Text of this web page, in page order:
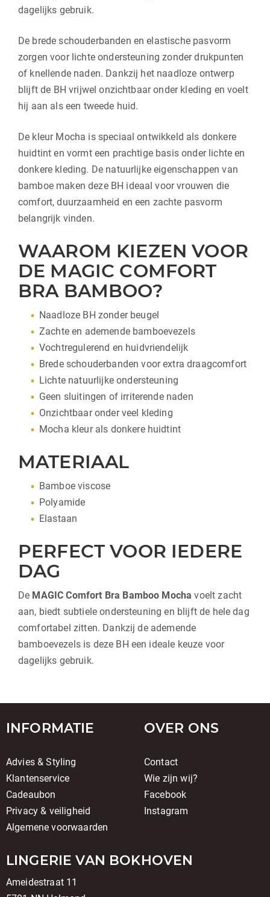
dagelijks gebruik.
De brede schouderbanden en elastische pasvorm
zorgen voor lichte ondersteuning zonder drukpunten
of knellende naden. Dankzij het naadloze ontwerp
blijft de BH vrijwel onzichtbaar onder kleding en voelt
hij aan als een tweede huid.
De kleur Mocha is speciaal ontwikkeld als donkere
huidtint en vormt een prachtige basis onder lichte en
donkere kleding. De natuurlijke eigenschappen van
bamboe maken deze BH ideaal voor vrouwen die
comfort, duurzaamheid en een zachte pasvorm
belangrijk vinden.
WAAROM KIEZEN VOOR
DE MAGIC COMFORT
BRA BAMBOO?
Naadloze BH zonder beugel
Zachte en ademende bamboevezels
Vochtregulerend en huidvriendelijk
Brede schouderbanden voor extra draagcomfort
Lichte natuurlijke ondersteuning
Geen sluitingen of irriterende naden
Onzichtbaar onder veel kleding
Mocha kleur als donkere huidtint
MATERIAAL
Bamboe viscose
Polyamide
Elastaan
PERFECT VOOR IEDERE
DAG
De MAGIC Comfort Bra Bamboo Mocha voelt zacht
aan, biedt subtiele ondersteuning en blijft de hele dag
comfortabel zitten. Dankzij de ademende
bamboevezels is deze BH een ideale keuze voor
dagelijks gebruik.
INFORMATIE
Advies & Styling
Klantenservice
Cadeaubon
Privacy & veiligheid
Algemene voorwaarden
OVER ONS
Contact
Wie zijn wij?
Facebook
Instagram
LINGERIE VAN BOKHOVEN
Ameidestraat 11